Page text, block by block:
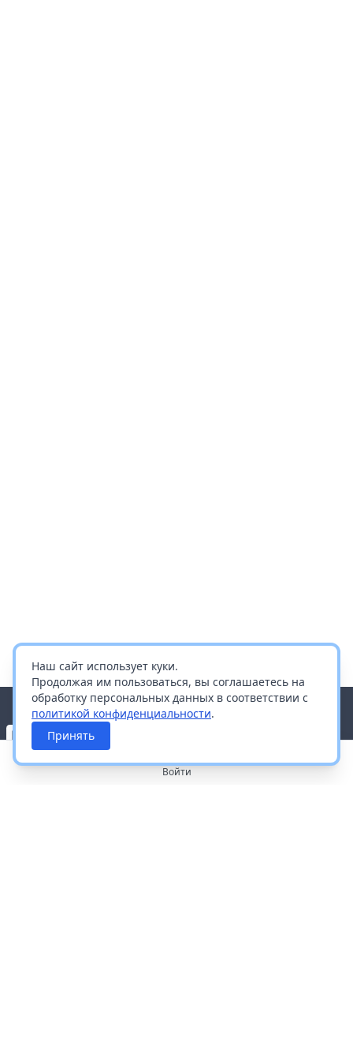
Наш сайт использует куки.
Продолжая им пользоваться, вы соглашаетесь на
обработку персональных данных в соответствии с
политикой конфиденциальности.
Принять
Войти